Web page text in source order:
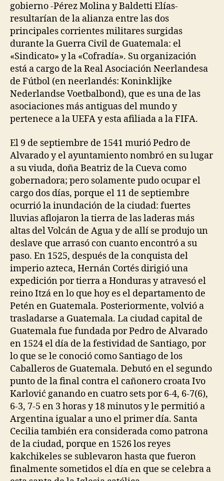
gobierno -Pérez Molina y Baldetti Elías-
resultarían de la alianza entre las dos
principales corrientes militares surgidas
durante la Guerra Civil de Guatemala: el
«Sindicato» y la «Cofradía». Su organización
está a cargo de la Real Asociación Neerlandesa
de Fútbol (en neerlandés: Koninklijke
Nederlandse Voetbalbond), que es una de las
asociaciones más antiguas del mundo y
pertenece a la UEFA y esta afiliada a la FIFA.
El 9 de septiembre de 1541 murió Pedro de
Alvarado y el ayuntamiento nombró en su lugar
a su viuda, doña Beatriz de la Cueva como
gobernadora; pero solamente pudo ocupar el
cargo dos días, porque el 11 de septiembre
ocurrió la inundación de la ciudad: fuertes
lluvias aflojaron la tierra de las laderas más
altas del Volcán de Agua y de allí se produjo un
deslave que arrasó con cuanto encontró a su
paso. En 1525, después de la conquista del
imperio azteca, Hernán Cortés dirigió una
expedición por tierra a Honduras y atravesó el
reino Itzá en lo que hoy es el departamento de
Petén en Guatemala. Posteriormente, volvió a
trasladarse a Guatemala. La ciudad capital de
Guatemala fue fundada por Pedro de Alvarado
en 1524 el día de la festividad de Santiago, por
lo que se le conoció como Santiago de los
Caballeros de Guatemala. Debutó en el segundo
punto de la final contra el cañonero croata Ivo
Karlović ganando en cuatro sets por 6-4, 6-7(6),
6-3, 7-5 en 3 horas y 18 minutos y le permitió a
Argentina igualar a uno el primer día. Santa
Cecilia también era considerada como patrona
de la ciudad, porque en 1526 los reyes
kakchikeles se sublevaron hasta que fueron
finalmente sometidos el día en que se celebra a